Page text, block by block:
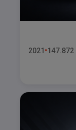
2021 147.872